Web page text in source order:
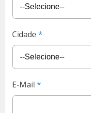
Cidade
E-Mail